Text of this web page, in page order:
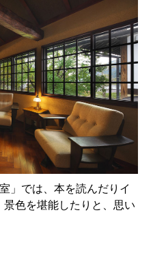
」では、本を読んだりイ
色を堪能したりと、思い